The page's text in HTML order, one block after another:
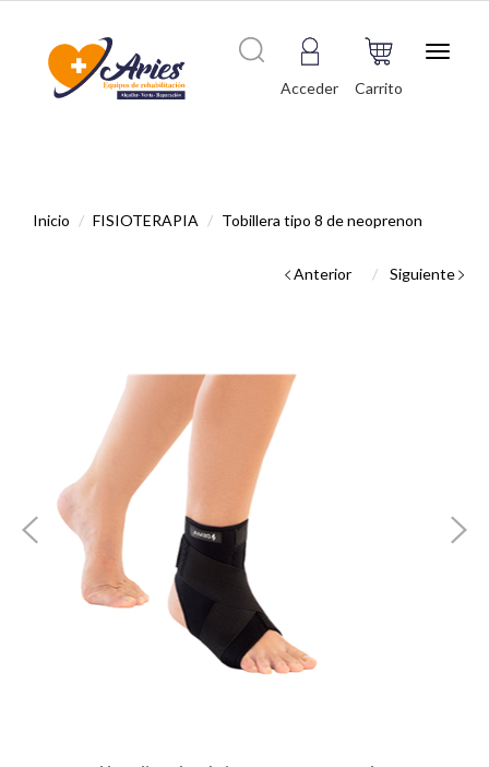
Acceder Carrito
Toggle
Inicio FISIOTERAPIA Tobillera tipo 8 de neoprenon
Anterior Siguiente